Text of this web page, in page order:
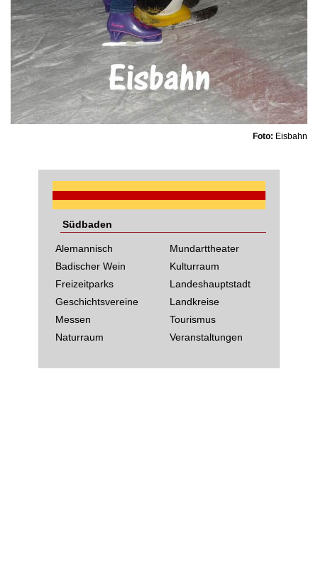
Foto: Eisbahn
Südbaden
Alemannisch
Badischer Wein
Freizeitparks
Geschichtsvereine
Messen
Naturraum
Mundarttheater
Kulturraum
Landeshauptstadt
Landkreise
Tourismus
Veranstaltungen